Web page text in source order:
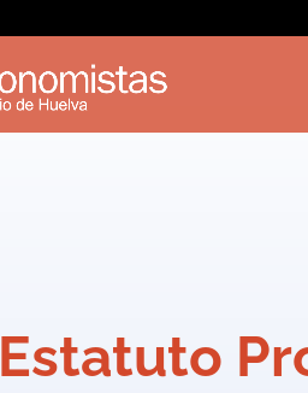
Estatuto